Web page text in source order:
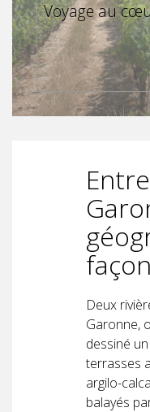
Voyage au
Deux
Garonne,
dessiné
terrasses
argilo-
balayés